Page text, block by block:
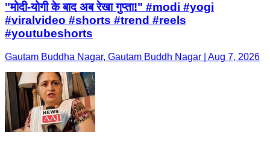
"मोदी-योगी के बाद अब रेखा गुप्ता!" #modi #yogi
#viralvideo #shorts #trend #reels
#youtubeshorts
Gautam Buddha Nagar, Gautam Buddh Nagar | Aug 7, 2026